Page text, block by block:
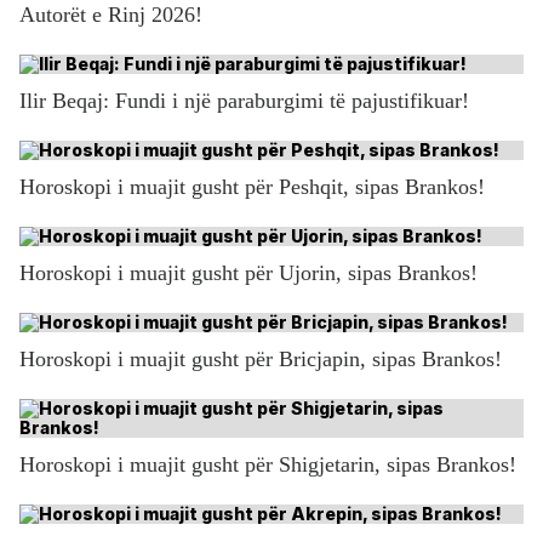
Autorët e Rinj 2026!
Ilir Beqaj: Fundi i një paraburgimi të pajustifikuar!
Horoskopi i muajit gusht për Peshqit, sipas Brankos!
Horoskopi i muajit gusht për Ujorin, sipas Brankos!
Horoskopi i muajit gusht për Bricjapin, sipas Brankos!
Horoskopi i muajit gusht për Shigjetarin, sipas Brankos!